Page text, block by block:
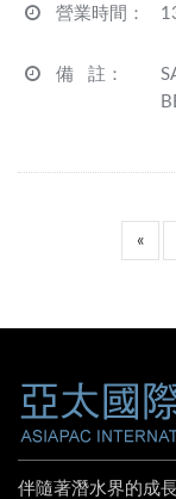
營業時間 ：
備 註 ：
«
伴隨著潛水界的成